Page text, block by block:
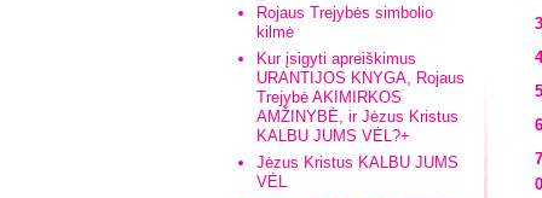
Rojaus Trejybės simbolio
kilmė
Kur įsigyti apreiškimus
URANTIJOS KNYGA, Rojaus
Trejybė AKIMIRKOS
AMŽINYBĖ, ir Jėzus Kristus
KALBU JUMS VĖL?+
Jėzus Kristus KALBU JUMS
VĖL